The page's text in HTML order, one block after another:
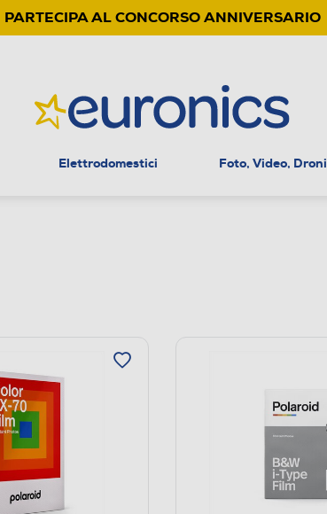
PARTECIPA AL CONCORSO ANNIVERSARIO
Elettrodomestici Foto, Video, Droni